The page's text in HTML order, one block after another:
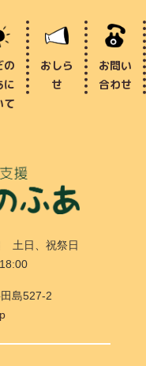
の
に
て
おしら
せ
お問い
合わせ
土日、祝祭日
島527-2